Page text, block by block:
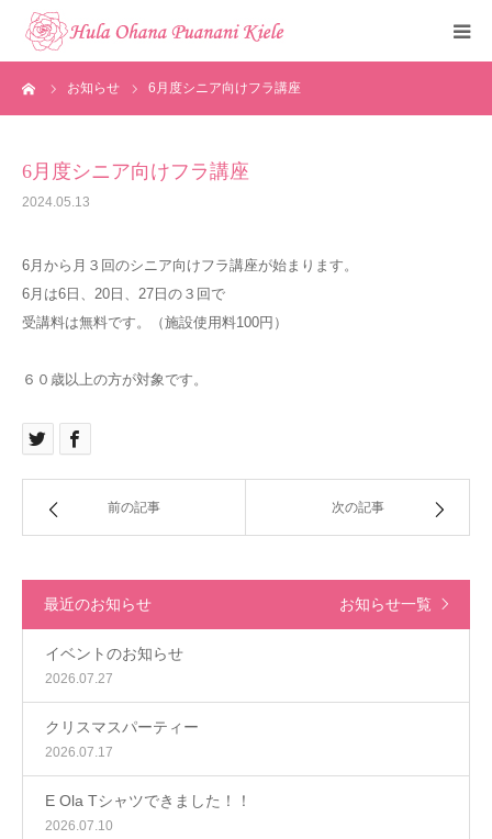
お知らせ 6月度シニア向けフラ講座
6月度シニア向けフラ講座
2024.05.13
6月から月３回のシニア向けフラ講座が始まります。
6月は6日、20日、27日の３回で
受講料は無料です。（施設使用料100円）
６０歳以上の方が対象です。
前の記事 次の記事
最近のお知らせ お知らせ一覧
イベントのお知らせ
2026.07.27
クリスマスパーティー
2026.07.17
E Ola Tシャツできました！！
2026.07.10
トップ
お問い合わせ